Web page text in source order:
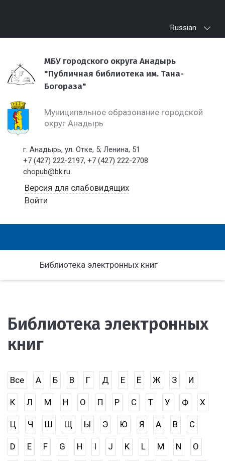
Russian
МБУ городского округа Анадырь
"Публичная библиотека им. Тана-
Богораза"
Муниципальное образование городской
округ Анадырь
г. Анадырь, ул. Отке, 5; Ленина, 51
+7 (427) 222-2197,+7 (427) 222-2708
chopub@bk.ru
Версия для слабовидящих
Войти
Библиотека электронных книг
Библиотека электронных
книг
Все А Б В Г Д Е Ё Ж З И
К Л М Н О П Р С Т У Ф Х
Ц Ч Ш Щ Ы Э Ю Я A B C
D E F G H I J K L M N O